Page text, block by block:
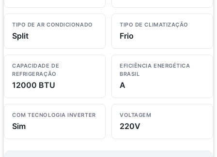
TIPO DE AR CONDICIONADO
Split
TIPO DE CLIMATIZAÇÃO
Frio
CAPACIDADE DE
REFRIGERAÇÃO
12000 BTU
EFICIÊNCIA ENERGÉTICA
BRASIL
A
COM TECNOLOGIA INVERTER
Sim
VOLTAGEM
220V